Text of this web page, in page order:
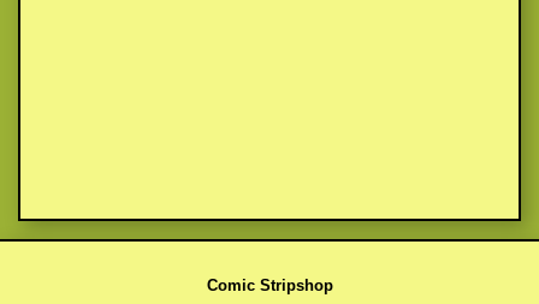
Comic Stripshop